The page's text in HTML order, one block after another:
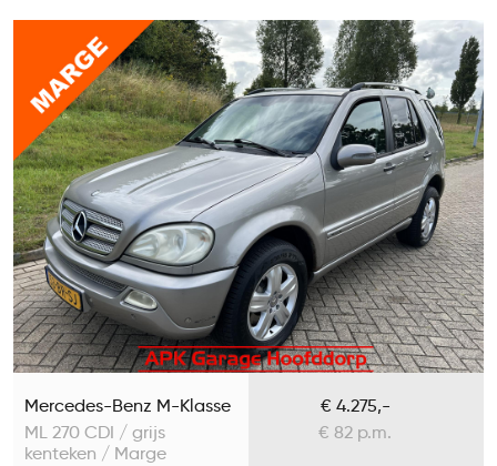
Mercedes-Benz M-Klasse
ML 270 CDI / grijs
kenteken / Marge
€ 4.275,-
€ 82 p.m.